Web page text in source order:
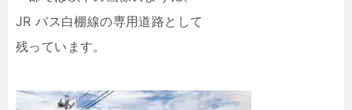
JR バス白棚線の専用道路として
残っています。